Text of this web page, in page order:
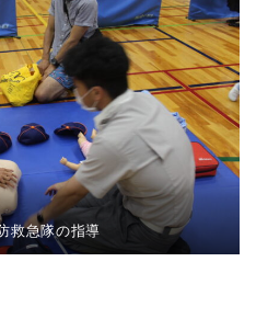
救急隊の指導